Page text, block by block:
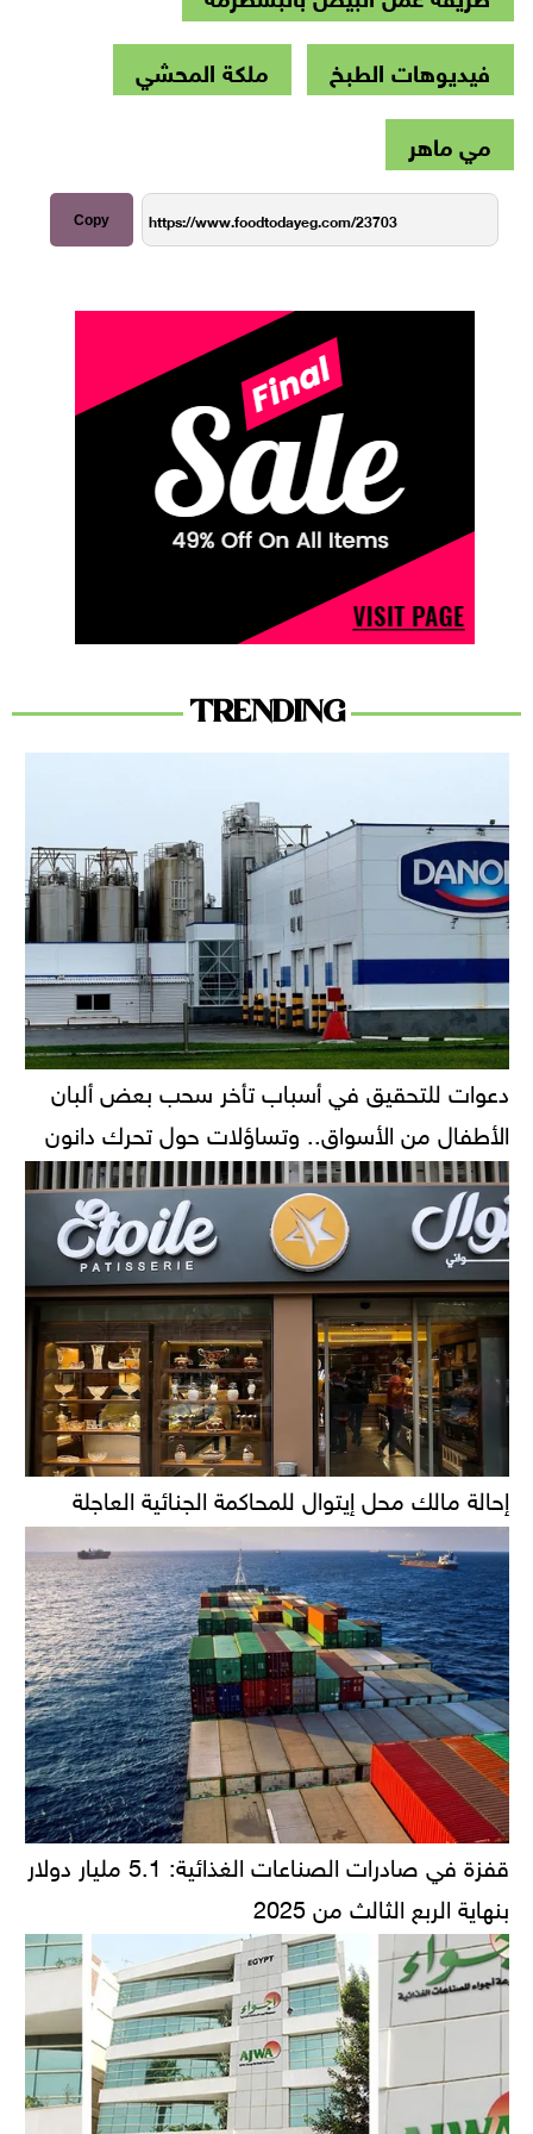
فيديوهات الطبخ
ملكة المحشي
مي ماهر
Copy
TRENDING
دعوات للتحقيق في أسباب تأخر سحب بعض ألبان
الأطفال من الأسواق.. وتساؤلات حول تحرك دانون
إحالة مالك محل إيتوال للمحاكمة الجنائية العاجلة
قفزة في صادرات الصناعات الغذائية: 5.1 مليار دولار
بنهاية الربع الثالث من 2025